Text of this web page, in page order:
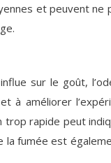
et peuvent ne
sur le goût,
à améliorer
rapide peut
la fumée est